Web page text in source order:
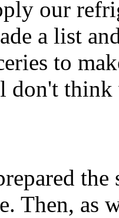
our
a list
to
don't
the
Then, as